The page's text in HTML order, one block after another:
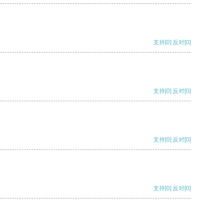
支持[0] 反对[0]
支持[0] 反对[0]
支持[0] 反对[0]
支持[0] 反对[0]